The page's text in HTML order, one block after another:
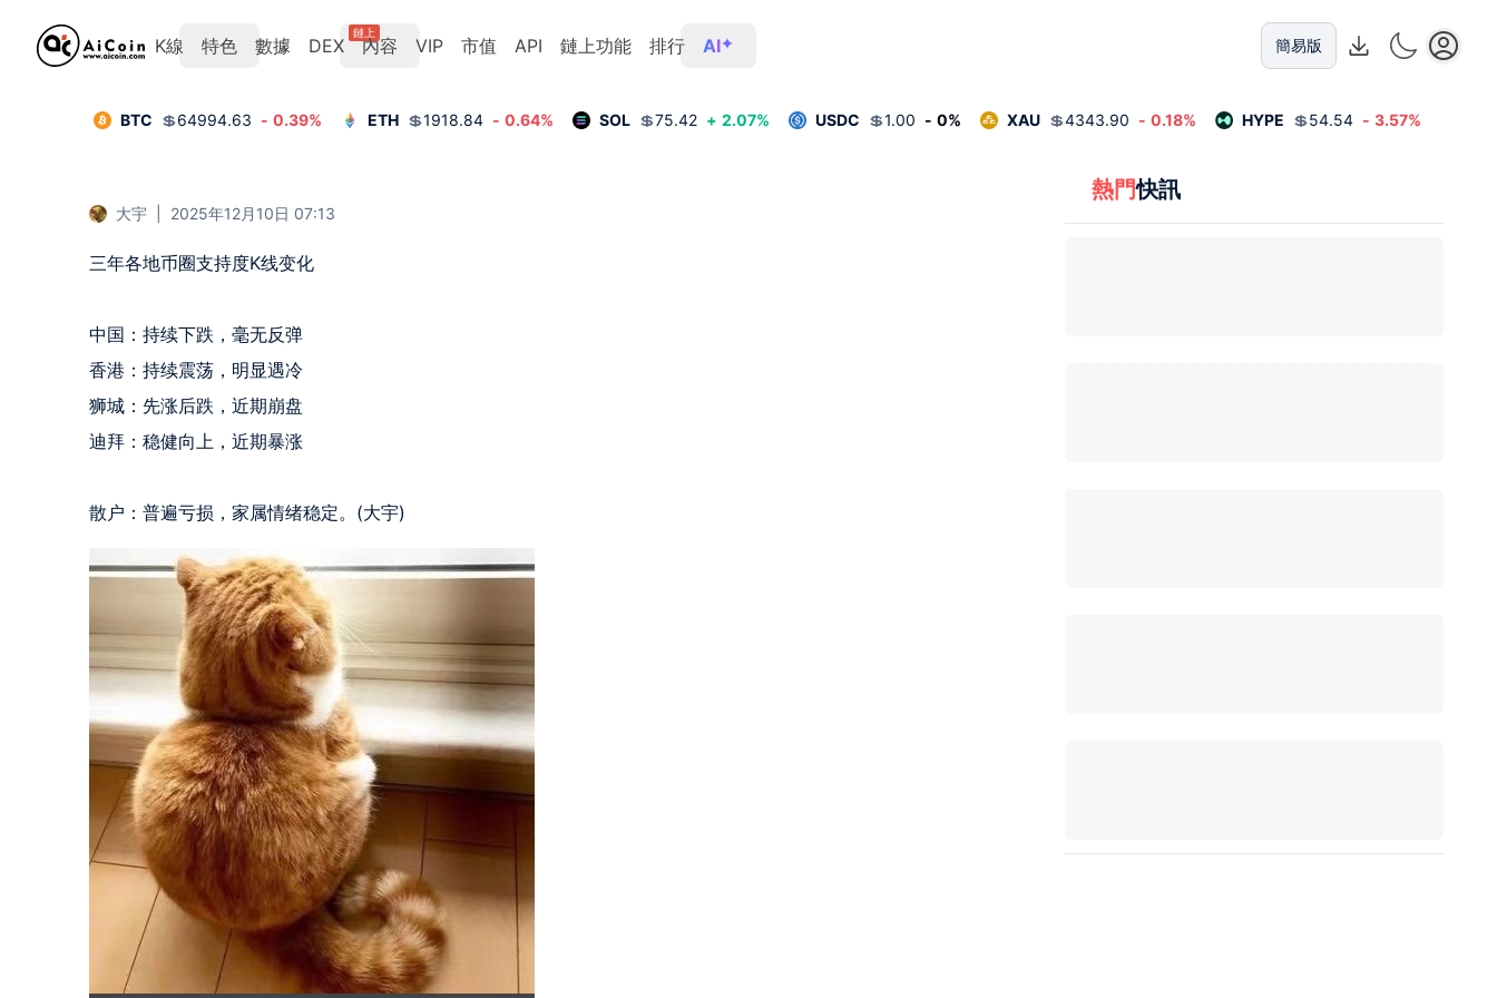
K線 特色 數據 DEX
鏈上
內容 VIP 市值 API 鏈上功能 排行 AI 簡易版
BTC 💲64994.63 - 0.39% ETH 💲1918.84 - 0.64% SOL 💲75.42 + 2.07% USDC 💲1.00 - 0% XAU 💲4343.90 - 0.18% HYPE 💲54.54 - 3.57%
大宇 2025年12月10日 07:13
三年各地币圈支持度K线变化
中国：持续下跌，毫无反弹
香港：持续震荡，明显遇冷
狮城：先涨后跌，近期崩盘
迪拜：稳健向上，近期暴涨
散户：普遍亏损，家属情绪稳定。(大宇)
熱門快訊